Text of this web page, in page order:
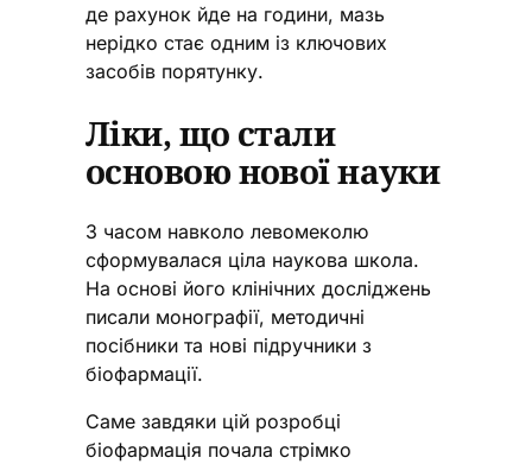
де рахунок йде на години, мазь
нерідко стає одним із ключових
засобів порятунку.
Ліки, що стали
основою нової науки
З часом навколо левомеколю
сформувалася ціла наукова школа.
На основі його клінічних досліджень
писали монографії, методичні
посібники та нові підручники з
біофармації.
Саме завдяки цій розробці
біофармація почала стрімко